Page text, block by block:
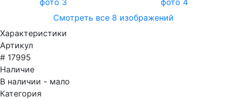
Смотреть все 8 изображений
Характеристики
Артикул
# 17995
Наличие
В наличии - мало
Категория